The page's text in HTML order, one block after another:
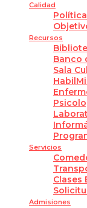
Calidad
Política
Recursos
Banco
Sala
Servicios
Clases
Admisiones